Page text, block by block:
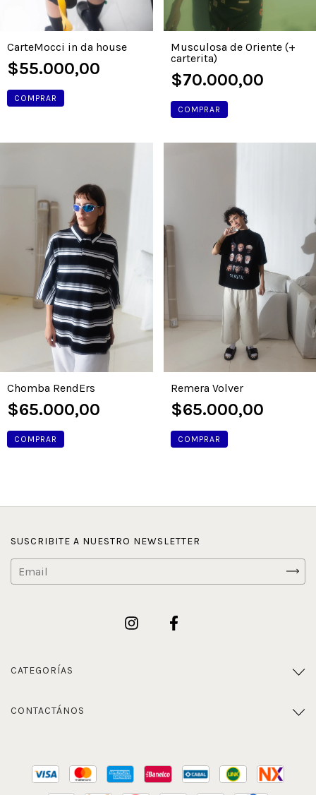
CarteMocci in da house
$55.000,00
COMPRAR
Musculosa de Oriente (+
carterita)
$70.000,00
COMPRAR
Chomba RendErs
$65.000,00
COMPRAR
Remera Volver
$65.000,00
COMPRAR
SUSCRIBITE A NUESTRO NEWSLETTER
CATEGORÍAS
CONTACTÁNOS